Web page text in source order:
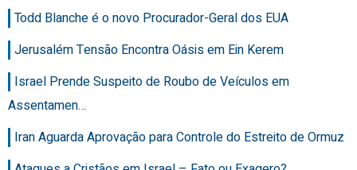
Todd Blanche é o novo Procurador-Geral dos EUA
Jerusalém Tensão Encontra Oásis em Ein Kerem
Israel Prende Suspeito de Roubo de Veículos em
Assentamen…
Iran Aguarda Aprovação para Controle do Estreito de Ormuz